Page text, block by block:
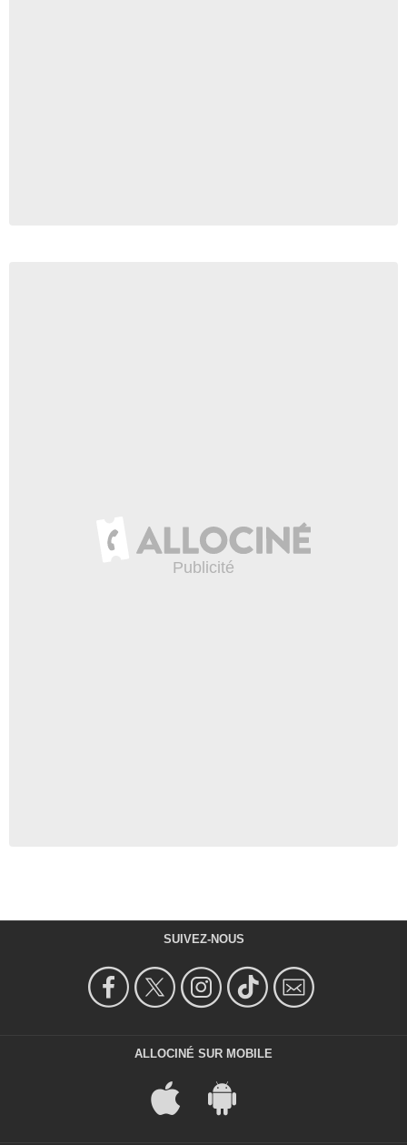
SUIVEZ-NOUS
ALLOCINÉ SUR MOBILE